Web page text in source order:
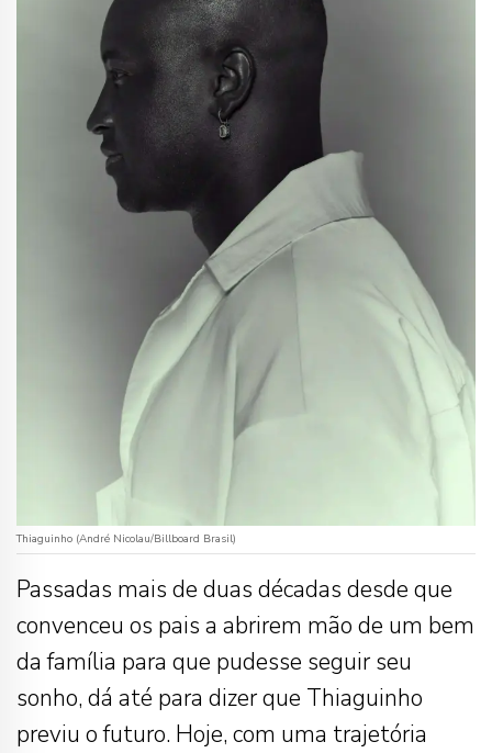
Thiaguinho (André Nicolau/Billboard Brasil)
Passadas mais de duas décadas desde que
convenceu os pais a abrirem mão de um bem
da família para que pudesse seguir seu
sonho, dá até para dizer que Thiaguinho
previu o futuro. Hoje, com uma trajetória